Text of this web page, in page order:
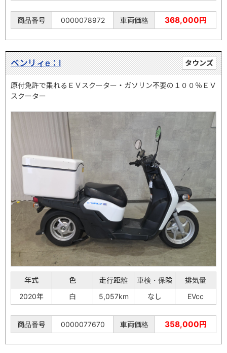
商品番号 0000078972 車両価格 368,000円
タウンズ
ベンリィe：Ⅰ
原付免許で乗れるＥＶスクーター・ガソリン不要の１００％ＥＶ
スクーター
年式 色 走行距離 車検・保険
排気量
2020年
白 5,057km なし EVcc
商品番号 0000077670 車両価格 358,000円